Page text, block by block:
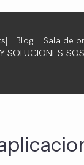
Blog Sala de
SOLUCIONES